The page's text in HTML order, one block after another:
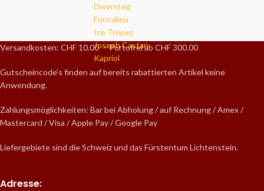
Dwersteg
Foncalieu
Ice Tropez
Joseph Castan
Kapriol
Versandkosten: CHF 10.00 – Portofrei ab CHF 300.00
Gutscheincode’s finden auf bereits rabattierten Artikel keine
Anwendung.
Zahlungsmöglichkeiten: Bar bei Abholung / auf Rechnung / Amex /
Mastercard / Visa / Apple Pay / Google Pay
Liefergebiete sind die Schweiz und das Fürstentum Lichtenstein.
Adresse: